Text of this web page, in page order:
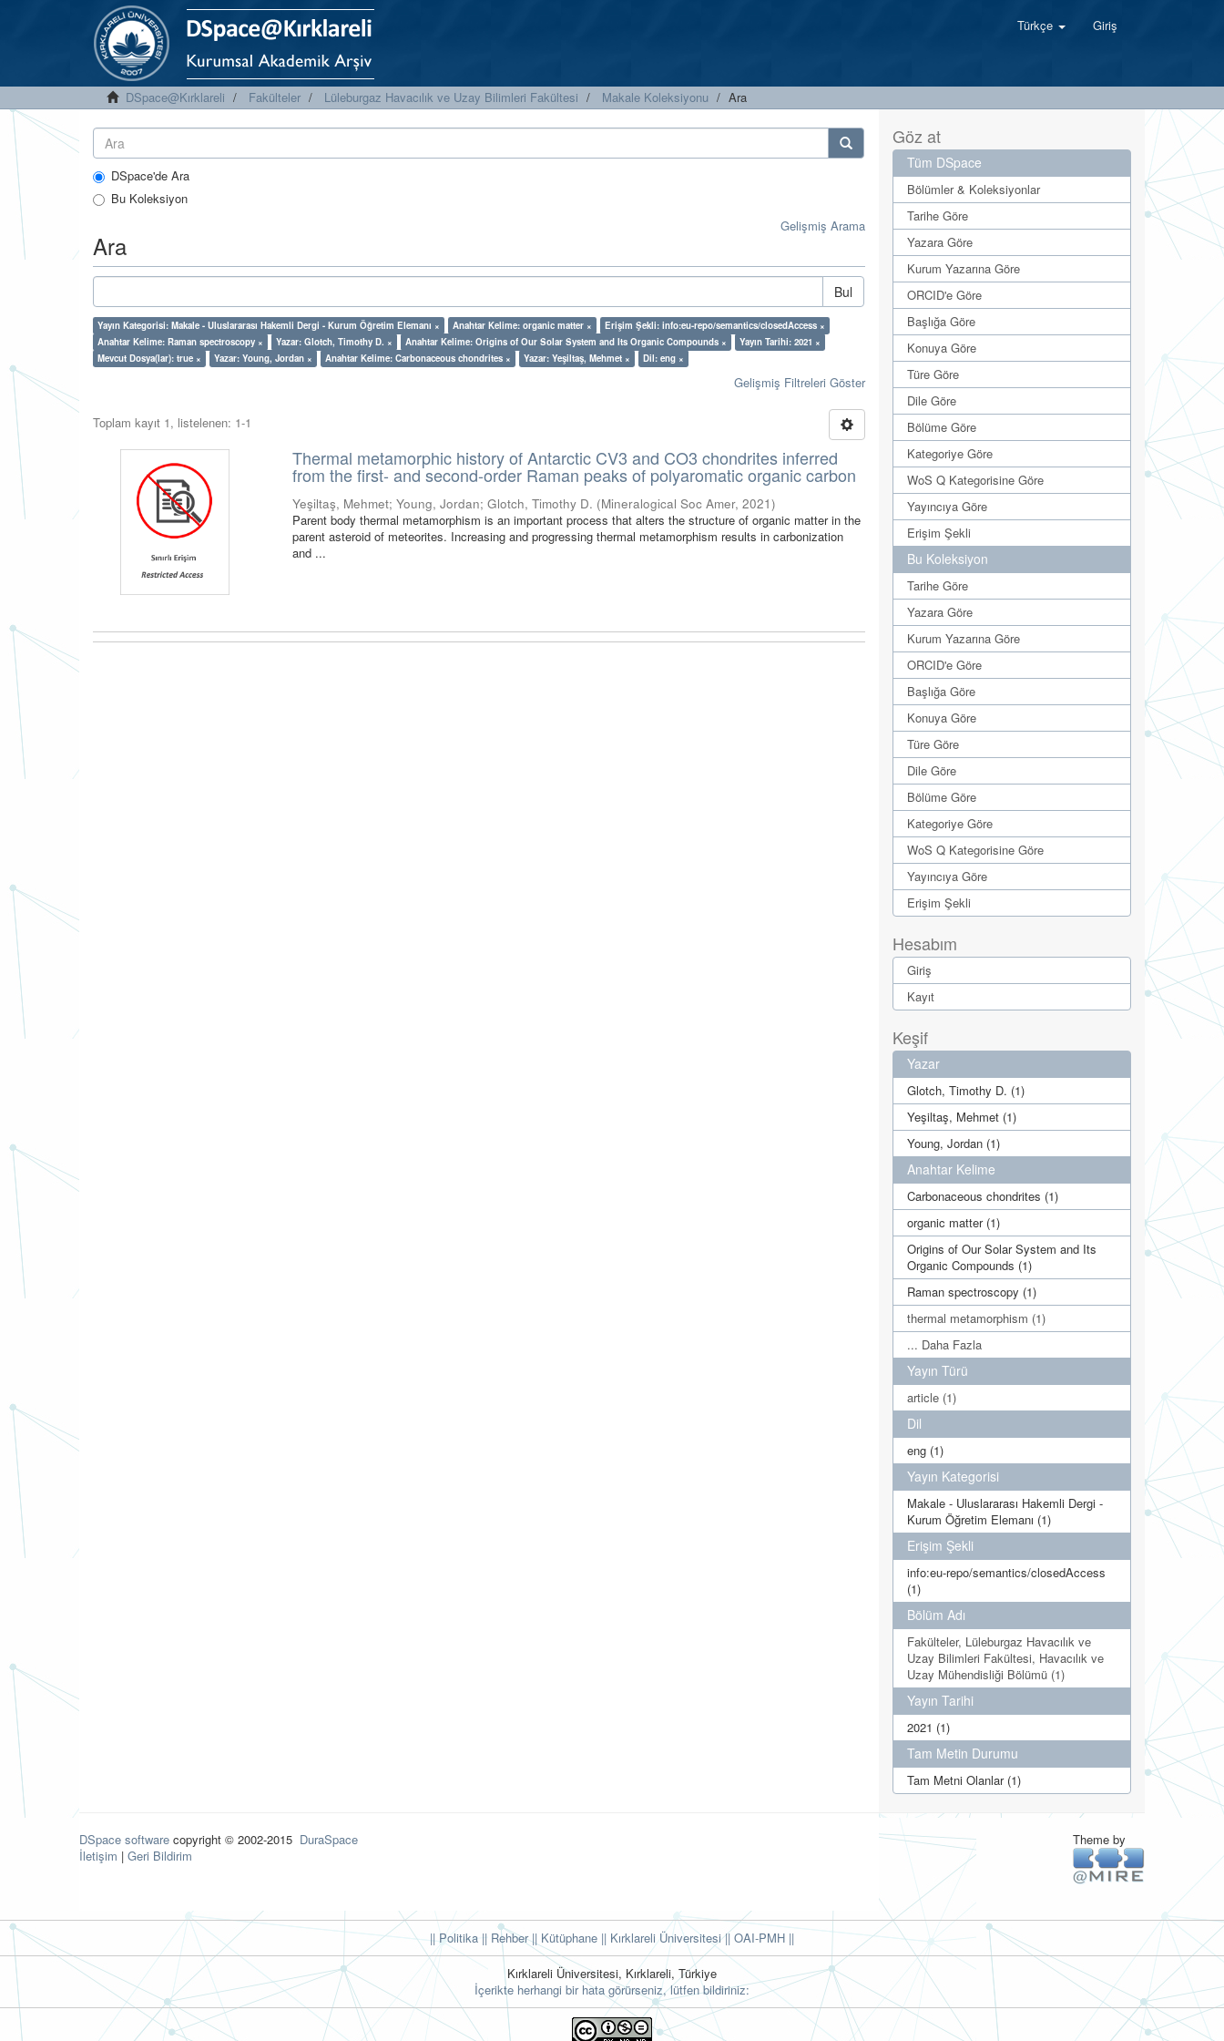
Türkçe Giriş
DSpace@Kırklareli Fakülteler Lüleburgaz Havacılık ve Uzay Bilimleri Fakültesi Makale Koleksiyonu Ara
DSpace'de Ara
Bu Koleksiyon
Gelişmiş Arama
Ara
Bul
Yayın Kategorisi: Makale - Uluslararası Hakemli Dergi - Kurum Öğretim Elemanı × Anahtar Kelime: organic matter ×
Erişim Şekli: info:eu-repo/semantics/closedAccess ×
Anahtar Kelime: Raman spectroscopy ×
Yazar: Glotch, Timothy D. × Anahtar Kelime: Origins of Our Solar System and Its Organic Compounds ×
Yayın Tarihi: 2021 ×
Mevcut Dosya(lar): true ×
Yazar: Young, Jordan × Anahtar Kelime: Carbonaceous chondrites × Yazar: Yeşiltaş, Mehmet × Dil: eng ×
Gelişmiş Filtreleri Göster
Toplam kayıt 1, listelenen: 1-1
Thermal metamorphic history of Antarctic CV3 and CO3 chondrites inferred
from the first- and second-order Raman peaks of polyaromatic organic carbon
Yeşiltaş, Mehmet;Young, Jordan;Glotch, Timothy D. (Mineralogical Soc Amer,2021)
Parent body thermal metamorphism is an important process that alters the structure of organic matter in the
parent asteroid of meteorites. Increasing and progressing thermal metamorphism results in carbonization
and ...
Göz at
Tüm DSpace
Bölümler & Koleksiyonlar
Tarihe Göre
Yazara Göre
Kurum Yazarına Göre
ORCID'e Göre
Başlığa Göre
Konuya Göre
Türe Göre
Dile Göre
Bölüme Göre
Kategoriye Göre
WoS Q Kategorisine Göre
Yayıncıya Göre
Erişim Şekli
Bu Koleksiyon
Tarihe Göre
Yazara Göre
Kurum Yazarına Göre
ORCID'e Göre
Başlığa Göre
Konuya Göre
Türe Göre
Dile Göre
Bölüme Göre
Kategoriye Göre
WoS Q Kategorisine Göre
Yayıncıya Göre
Erişim Şekli
Hesabım
Giriş
Kayıt
Keşif
Yazar
Glotch, Timothy D. (1)
Yeşiltaş, Mehmet (1)
Young, Jordan (1)
Anahtar Kelime
Carbonaceous chondrites (1)
organic matter (1)
Origins of Our Solar System and Its
Organic Compounds (1)
Raman spectroscopy (1)
thermal metamorphism (1)
... Daha Fazla
Yayın Türü
article (1)
Dil
eng (1)
Yayın Kategorisi
Makale - Uluslararası Hakemli Dergi -
Kurum Öğretim Elemanı (1)
Erişim Şekli
info:eu-repo/semantics/closedAccess
(1)
Bölüm Adı
Fakülteler, Lüleburgaz Havacılık ve
Uzay Bilimleri Fakültesi, Havacılık ve
Uzay Mühendisliği Bölümü (1)
Yayın Tarihi
2021 (1)
Tam Metin Durumu
Tam Metni Olanlar (1)
DSpace software copyright © 2002-2015 DuraSpace
İletişim | Geri Bildirim
Theme by
|| Politika || Rehber|| Kütüphane || Kırklareli Üniversitesi || OAI-PMH ||
Kırklareli Üniversitesi, Kırklareli, Türkiye
İçerikte herhangi bir hata görürseniz, lütfen bildiriniz: